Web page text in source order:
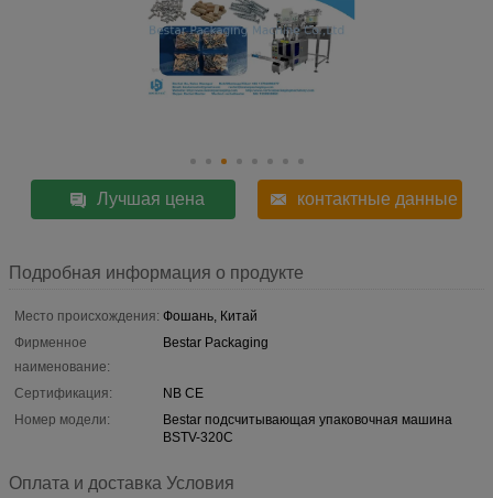
Лучшая цена контактные данные
Подробная информация о продукте
Место происхождения: Фошань, Китай
Фирменное
наименование:
Bestar Packaging
Сертификация:
NB CE
Номер модели:
Bestar подсчитывающая упаковочная машина
BSTV-320C
Оплата и доставка Условия